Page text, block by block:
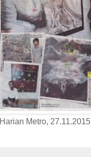
Harian Metro, 27.11.2015